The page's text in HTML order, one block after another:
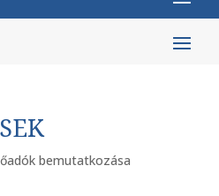
bemutatkozása